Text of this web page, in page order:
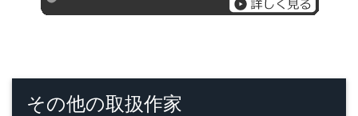
その他の取扱作家